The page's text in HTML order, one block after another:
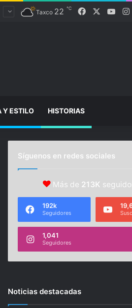
Taxco 22 ℃ Facebook
Y ESTILO HISTORIAS
Síguenos en redes sociales
Más de 213K
192k
Seguidores
1,041
Seguidores
Noticias destacadas